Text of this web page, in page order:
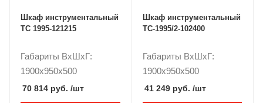
Шкаф инструментальный
ТС 1995-121215
Габариты ВxШxГ:
1900x950x500
70 814 руб. /шт
Шкаф инструментальный
TC-1995/2-102400
Габариты ВxШxГ:
1900x950x500
41 249 руб. /шт